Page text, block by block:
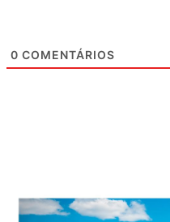
0 COMENTÁRIOS